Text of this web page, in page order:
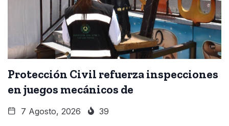
Protección Civil refuerza inspecciones
en juegos mecánicos de
7 Agosto, 2026 39